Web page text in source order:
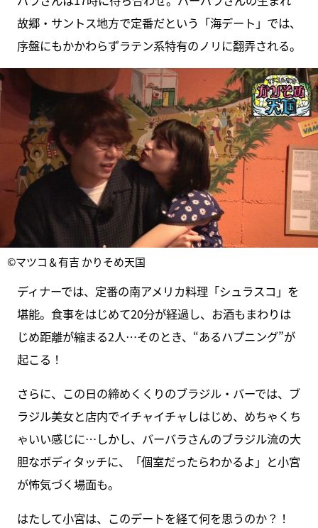
故郷・サントス地方で定番だという「海デート」では、
序盤にもかかわらずラテン系特有のノリに翻弄される。
©マツコ＆有吉 かりそめ天国
ディナーでは、定番の南アメリカ料理「シュラスコ」を
堪能。食事をはじめて20分が経過し、お酒もまわりは
じめ距離が縮まる2人…そのとき、“あるハプニング”が
起こる！
さらに、この日の締めくくりのブラジル・バーでは、ブ
ラジル美女と店内でイチャイチャしはじめ、めちゃくち
ゃいい感じに…しかし、バーバラさんのブラジル流の大
胆なボディタッチに、「個室だったらわかるよ」と小宮
が怖気づく場面も。
はたして小宮は、このデートを経て何を思うのか？！